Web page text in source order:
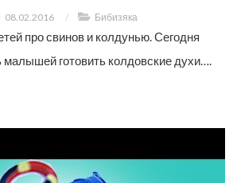
08.02.2016 / Бибизяка
про свинов и колдунью. Сегодня
малышей готовить колдовские духи….